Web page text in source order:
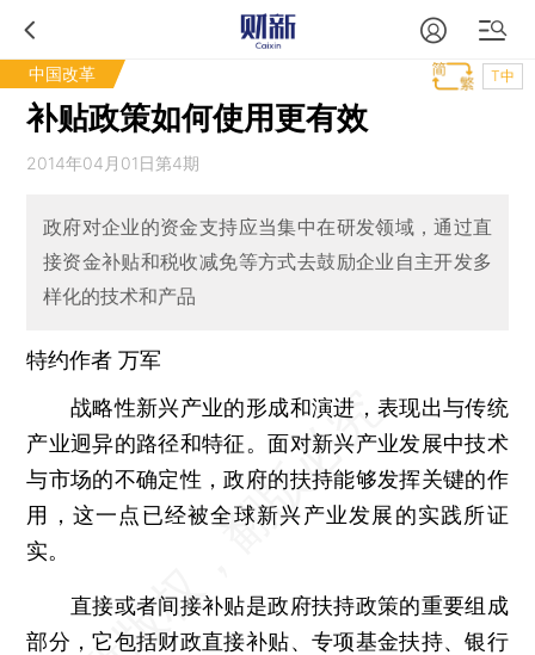
中国改革 T中
补贴政策如何使用更有效
2014年04月01日第4期
政府对企业的资金支持应当集中在研发领域，通过直
接资金补贴和税收减免等方式去鼓励企业自主开发多
样化的技术和产品
特约作者 万军
战略性新兴产业的形成和演进，表现出与传统
产业迥异的路径和特征。面对新兴产业发展中技术
与市场的不确定性，政府的扶持能够发挥关键的作
用，这一点已经被全球新兴产业发展的实践所证
实。
直接或者间接补贴是政府扶持政策的重要组成
部分，它包括财政直接补贴、专项基金扶持、银行